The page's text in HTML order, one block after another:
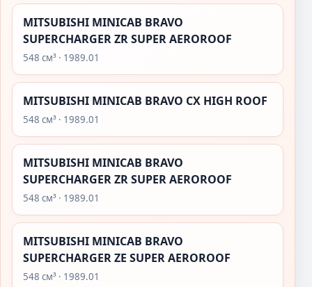
MITSUBISHI MINICAB BRAVO
SUPERCHARGER ZR SUPER AEROROOF
548 см³ · 1989.01
MITSUBISHI MINICAB BRAVO CX HIGH ROOF
548 см³ · 1989.01
MITSUBISHI MINICAB BRAVO
SUPERCHARGER ZR SUPER AEROROOF
548 см³ · 1989.01
MITSUBISHI MINICAB BRAVO
SUPERCHARGER ZE SUPER AEROROOF
548 см³ · 1989.01